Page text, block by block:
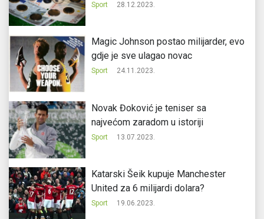
Sport 28.12.2023.
Magic Johnson postao milijarder, evo
gdje je sve ulagao novac
Sport 24.11.2023.
Novak Đoković je teniser sa
najvećom zaradom u istoriji
Sport 13.07.2023.
Katarski Šeik kupuje Manchester
United za 6 milijardi dolara?
Sport 19.06.2023.